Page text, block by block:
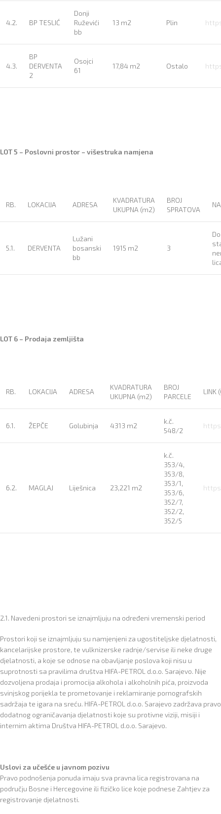
4.2. BP TESLIĆ
Donji
Ruževići
bb
13 m2 Plin
4.3.
BP
DERVENTA
2
Osojci
61
17,84 m2 Ostalo
LOT 5 – Poslovni prostor – višestruka namjena
RB. LOKACIJA ADRESA
KVADRATURA
UKUPNA (m2)
BROJ
SPRATOVA
5.1. DERVENTA
Lužani
bosanski
bb
1915 m2 3
LOT 6 – Prodaja zemljišta
RB. LOKACIJA ADRESA
KVADRATURA
UKUPNA (m2)
BROJ
PARCELE
LINK
6.1. ŽEPČE Golubinja 4313 m2
k.č.
548/2
6.2. MAGLAJ Liješnica 23,221 m2
k.č.
353/4,
353/8,
353/1,
353/6,
352/7,
352/2,
352/5
2.1. Navedeni prostori se iznajmljuju na određeni vremenski period
Prostori koji se iznajmljuju su namjenjeni za ugostiteljske djelatnosti,
kancelarijske prostore, te vulknizerske radnje/servise ili neke druge
djelatnosti, a koje se odnose na obavljanje poslova koji nisu u
suprotnosti sa pravilima društva HIFA-PETROL d.o.o. Sarajevo. Nije
dozvoljena prodaja i promocija alkohola i alkoholnih pića, proizvoda
svinjskog porijekla te prometovanje i reklamiranje pornografskih
sadržaja te igara na sreću. HIFA-PETROL d.o.o. Sarajevo zadržava pravo
dodatnog ograničavanja djelatnosti koje su protivne viziji, misiji i
internim aktima Društva HIFA-PETROL d.o.o. Sarajevo.
Uslovi za učešće u javnom pozivu
Pravo podnošenja ponuda imaju sva pravna lica registrovana na
području Bosne i Hercegovine ili fizičko lice koje podnese Zahtjev za
registrovanje djelatnosti.